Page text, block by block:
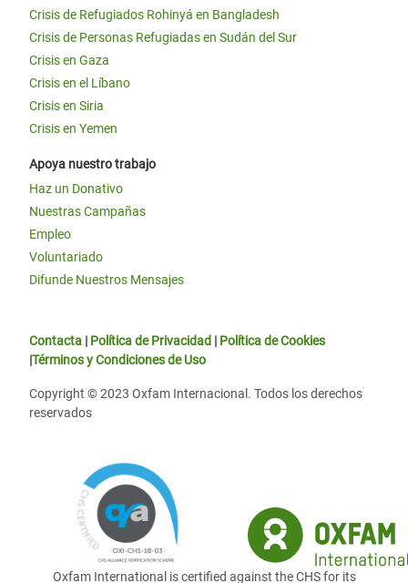
Crisis de Refugiados Rohinyá en Bangladesh
Crisis de Personas Refugiadas en Sudán del Sur
Crisis en Gaza
Crisis en el Líbano
Crisis en Siria
Crisis en Yemen
Apoya nuestro trabajo
Haz un Donativo
Nuestras Campañas
Empleo
Voluntariado
Difunde Nuestros Mensajes
Contacta | Política de Privacidad | Política de Cookies
|Términos y Condiciones de Uso
Copyright © 2023 Oxfam Internacional. Todos los derechos
reservados
Oxfam International is certified against the CHS for its